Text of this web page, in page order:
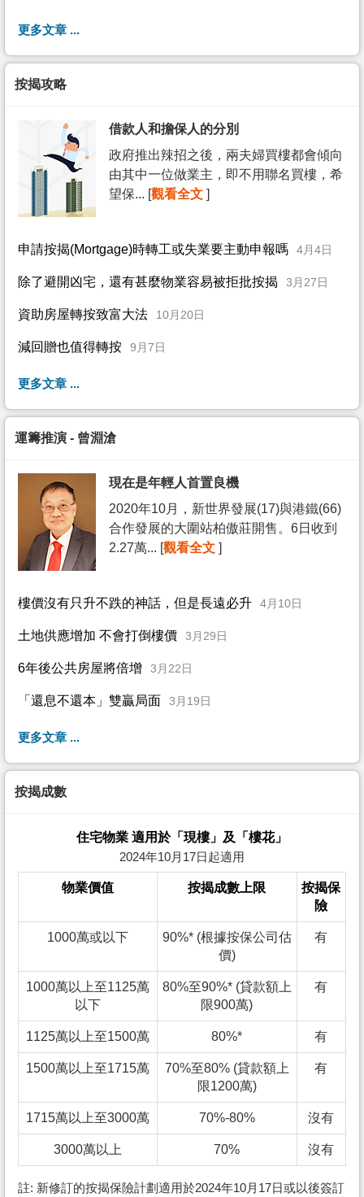
更多文章 ...
按揭攻略
借款人和擔保人的分別
政府推出辣招之後，兩夫婦買樓都會傾向
由其中一位做業主，即不用聯名買樓，希
望保... [觀看全文 ]
申請按揭(Mortgage)時轉工或失業要主動申報嗎 4月4日
除了避開凶宅，還有甚麼物業容易被拒批按揭 3月27日
資助房屋轉按致富大法 10月20日
減回贈也值得轉按 9月7日
更多文章 ...
運籌推演 - 曾淵滄
現在是年輕人首置良機
2020年10月，新世界發展(17)與港鐵(66)
合作發展的大圍站柏傲莊開售。6日收到
2.27萬... [觀看全文 ]
樓價沒有只升不跌的神話，但是長遠必升 4月10日
土地供應增加 不會打倒樓價 3月29日
6年後公共房屋將倍增 3月22日
「還息不還本」雙贏局面 3月19日
更多文章 ...
按揭成數
住宅物業 適用於「現樓」及「樓花」
2024年10月17日起適用
物業價值 按揭成數上限
按揭保
險
1000萬或以下
90%* (根據按保公司估
價)
有
1000萬以上至1125萬
以下
80%至90%* (貸款額上
限900萬)
有
1125萬以上至1500萬 80%* 有
1500萬以上至1715萬
70%至80% (貸款額上
限1200萬)
有
1715萬以上至3000萬 70%-80% 沒有
3000萬以上 70% 沒有
註: 新修訂的按揭保險計劃適用於2024年10月17日或以後簽訂